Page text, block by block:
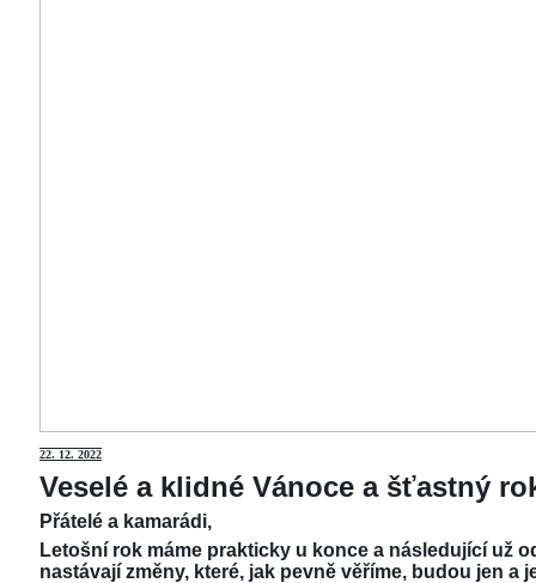
22. 12. 2022
Veselé a klidné Vánoce a šťastný
Přátelé a kamarádi,
Letošní rok máme prakticky u konce a následující už
nastávají změny, které, jak pevně věříme, budou jen a